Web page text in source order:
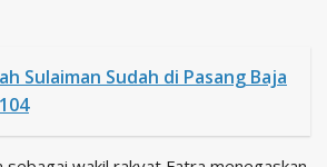
Sulaiman Sudah di Pasang Baja